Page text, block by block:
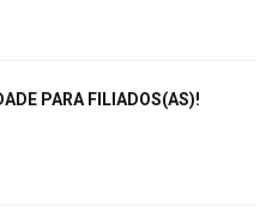
PARA FILIADOS(AS)!